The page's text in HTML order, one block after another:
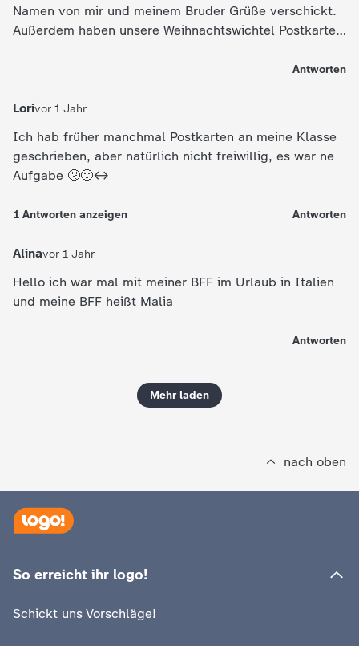
Namen von mir und meinem Bruder Grüße verschickt.
Außerdem haben unsere Weihnachtswichtel Postkarten
Antworten
Lorivor 1 Jahr
Ich hab früher manchmal Postkarten an meine Klasse
geschrieben, aber natürlich nicht freiwillig, es war ne
Aufgabe 🤧🙂‍↔️
1 Antworten anzeigen Antworten
Alinavor 1 Jahr
Hello ich war mal mit meiner BFF im Urlaub in Italien
und meine BFF heißt Malia
Antworten
Mehr laden
nach oben
So erreicht ihr logo!
Schickt uns Vorschläge!